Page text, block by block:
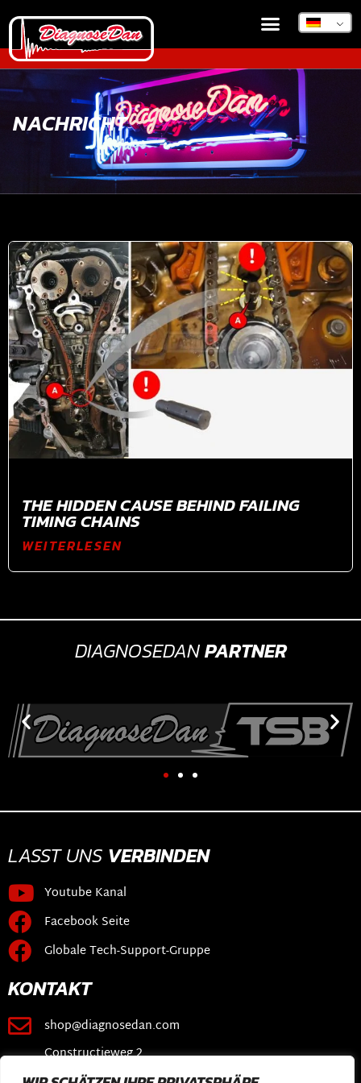
NACHRICHT
THE HIDDEN CAUSE BEHIND FAILING
TIMING CHAINS
WEITERLESEN
DIAGNOSEDANPARTNER
LASST UNS VERBINDEN
Youtube Kanal
Facebook Seite
Globale Tech-Support-Gruppe
KONTAKT
shop@diagnosedan.com
Constructieweg 2
3641 SB Mijdrecht